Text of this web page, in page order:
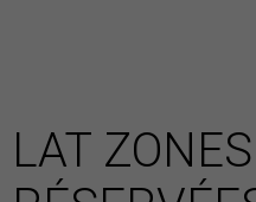
LAT ZONES